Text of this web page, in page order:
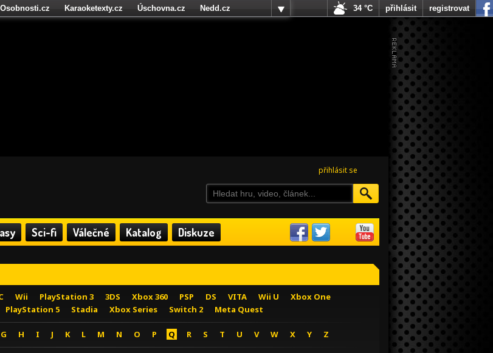
přihlásit se
Sci-fi Válečné Katalog Diskuze
Wii PlayStation 3 3DS Xbox 360 PSP DS VITA Wii U
Xbox One
PlayStation 5 Stadia Xbox Series Switch 2 Meta Quest
G H I J K L M N O P Q R S T U V W X Y Z
Osobnosti.cz Karaoketexty.cz Úschovna.cz
Nedd.cz
34 °C přihlásit registrovat